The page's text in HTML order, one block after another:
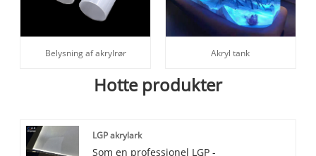
Belysning af akrylrør Akryl tank
Hotte produkter
LGP akrylark
Som en professionel LGP -